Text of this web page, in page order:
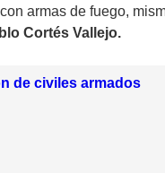
armas de fuego,
Cortés Vallejo.
de civiles armados